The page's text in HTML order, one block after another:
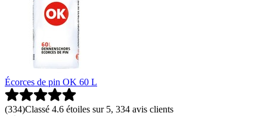
Écorces de pin OK 60 L
(334)Classé 4.6 étoiles sur 5, 334 avis clients